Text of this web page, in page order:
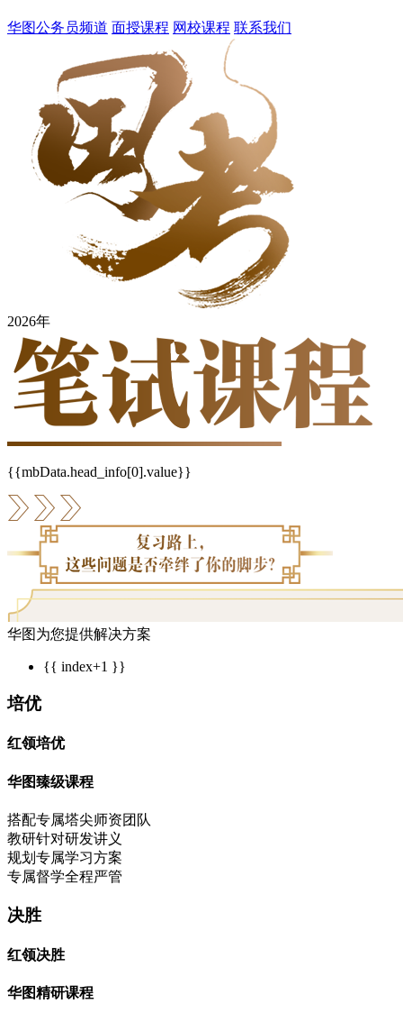
华图公务员频道 面授课程 网校课程 联系我们
2026年
{{mbData.head_info[0].value}}
华图为您提供解决方案
{{ index+1 }}
培优
红领培优
华图臻级课程
搭配专属塔尖师资团队
教研针对研发讲义
规划专属学习方案
专属督学全程严管
决胜
红领决胜
华图精研课程